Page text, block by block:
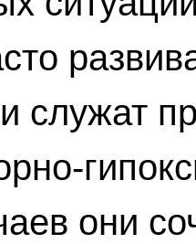
служат
они